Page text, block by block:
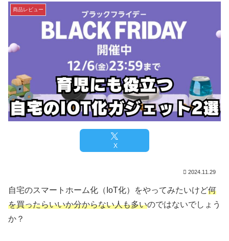
商品レビュー
X
2024.11.29
自宅のスマートホーム化（IoT化）をやってみたいけど何
を買ったらいいか分からない人も多いのではないでしょう
か？